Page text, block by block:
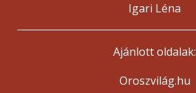
Igari Léna
Ajánlott oldalak:
Oroszvilág.hu